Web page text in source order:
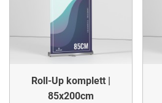
Roll-Up komplett |
85x200cm